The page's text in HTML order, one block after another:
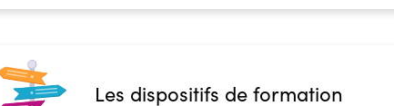
Les dispositifs de formation